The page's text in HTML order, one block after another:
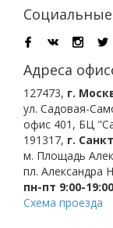
Социальные
Адреса
127473, г.
ул. Садовая-
офис 401, БЦ
191317, г.
м. Площадь
пл. Александра
пн-пт 9:00-19:00
Схема проезда